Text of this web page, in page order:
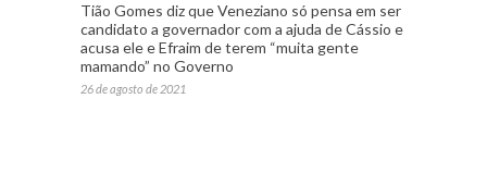
Tião Gomes diz que Veneziano só pensa em ser
candidato a governador com a ajuda de Cássio e
acusa ele e Efraim de terem “muita gente
mamando” no Governo
26 de agosto de 2021